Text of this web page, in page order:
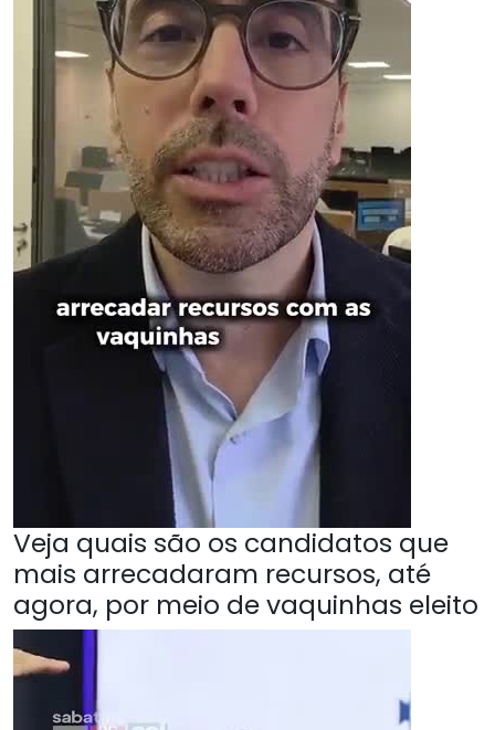
Veja quais são os candidatos que
mais arrecadaram recursos, até
agora, por meio de vaquinhas eleito